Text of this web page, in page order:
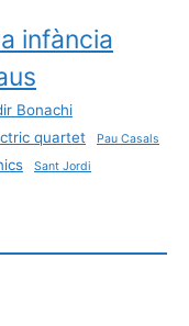
infància
Bonachi
quartet Pau Casals
Sant Jordi